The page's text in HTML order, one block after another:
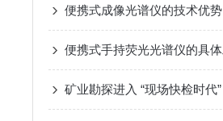
便携式成像光谱仪的技术优势